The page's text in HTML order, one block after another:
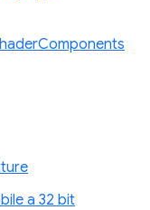
a 32 bit